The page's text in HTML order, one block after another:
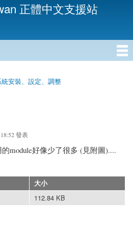
正體中文支援站
統安裝、設定、調整
發表
module好像少了很多 (見附圖)....
大小
112.84 KB